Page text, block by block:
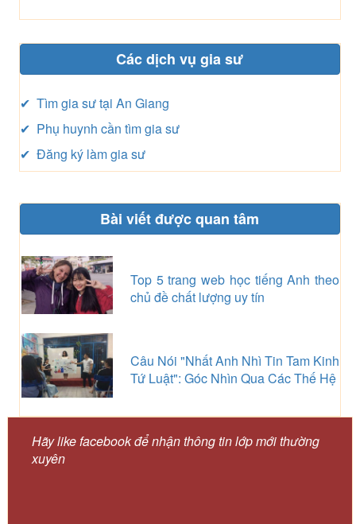
Các dịch vụ gia sư
✔ Tìm gia sư tại An Giang
✔ Phụ huynh cần tìm gia sư
✔ Đăng ký làm gia sư
Bài viết được quan tâm
Top 5 trang web học tiếng Anh theo
chủ đề chất lượng uy tín
Câu Nói "Nhất Anh Nhì Tin Tam Kinh
Tứ Luật": Góc Nhìn Qua Các Thế Hệ
Hãy like facebook để nhận thông tin lớp mới thường
xuyên